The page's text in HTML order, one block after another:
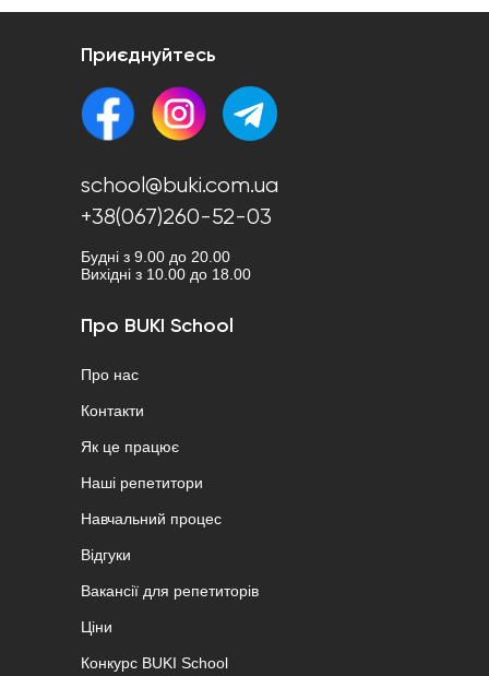
Приєднуйтесь
school@buki.com.ua
+38(067)260-52-03
Будні з 9.00 до 20.00
Вихідні з 10.00 до 18.00
Про BUKI School
Про нас
Контакти
Як це працює
Наші репетитори
Навчальний процес
Відгуки
Вакансії для репетиторів
Ціни
Конкурс BUKI School